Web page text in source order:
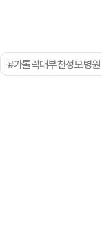
#가톨릭대부천성모병원